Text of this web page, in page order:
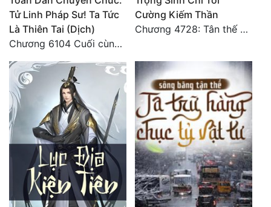
Tu Chân
Tu Tiên
Tội Phạm
Vô Địch
Võ Hiệp
Võng Du
Xuyên Không
Xuyên Nhanh
Tử Linh Pháp Sư! Ta Tức
Là Thiên Tai (Dịch)
Chương 6104 Cuối cùng (HẾT)
Cường Kiếm Thần
Chương 4728: Tân thế giới (đại kết cục) (10)